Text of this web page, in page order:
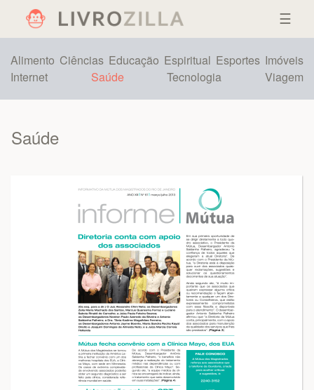
☰
Alimento Ciências Educação Espiritual Esportes Imóveis
Internet
Saúde Tecnologia Viagem
Saúde